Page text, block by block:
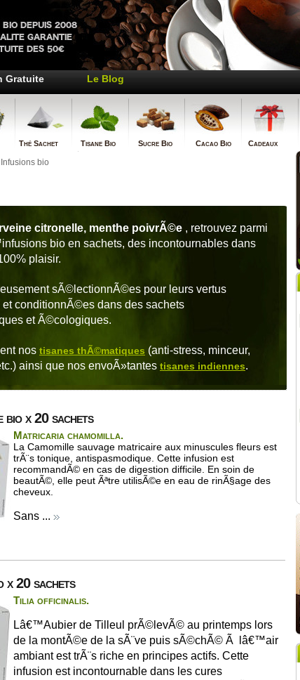
Gratuite Le Blog
Thé Sachet Tisane Bio Sucre Bio Cacao Bio Cadeaux
Infusions bio
citronelle, menthe poivrÃ©e , retrouvez parmi
bio en sachets, des incontournables dans
plaisir.
sÃ©lectionnÃ©es pour leurs vertus
conditionnÃ©es dans des sachets
et Ã©cologiques.
nos tisanes thÃ©matiques (anti-stress, minceur,
ainsi que nos envoÃ»tantes tisanes indiennes.
bio x 20 sachets
Matricaria chamomilla.
La Camomille sauvage matricaire aux minuscules fleurs est
trÃ¨s tonique, antispasmodique. Cette infusion est
recommandÃ© en cas de digestion difficile. En soin de
beautÃ©, elle peut Ãªtre utilisÃ©e en eau de rinÃ§age des
cheveux.
Sans ...
x 20 sachets
Tilia officinalis.
Lâ€™Aubier de Tilleul prÃ©levÃ© au printemps lors
de la montÃ©e de la sÃ¨ve puis sÃ©chÃ© Ã lâ€™air
ambiant est trÃ¨s riche en principes actifs. Cette
infusion est incontournable dans les cures